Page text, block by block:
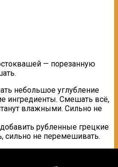
— порезанную
небольшое углубление
ингредиенты. Смешать всё,
влажными. Сильно не
рубленные грецкие
сильно не перемешивать.